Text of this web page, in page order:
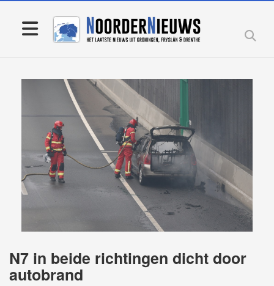
N7 in beide richtingen dicht door
autobrand